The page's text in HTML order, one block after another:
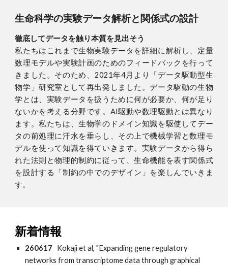
生命科学の実験データ解析と関係式の設計
徹底してデータを触り本質を見出そう
私たちはこれまで生物実験データを詳細に解析し、定量
数理モデルや実験計画のためのフィードバックを行って
きました。そのため、2021年4月より「データ駆動型生
物学」研究室として再出発しました。データ駆動の生物
学とは、実験データを扱うために何が必要か、何が足り
ないかを考える分野です。AI駆動や数理駆動とは異なり
ます。私たちは、生物学のドメイン知識を駆使してデー
タの前処理に汗水を垂らし、その上で機械学習と数理モ
デルを使って知識を得ていきます。実験データから得ら
れた法則と物理的制約に従って、生命機能を表す関係式
を設計する「制約の中でのデザイン」を楽しんでいきま
す。
新着情報
260617 Kokajiet al, "Expanding gene regulatory
networks from transcriptome data through graphical